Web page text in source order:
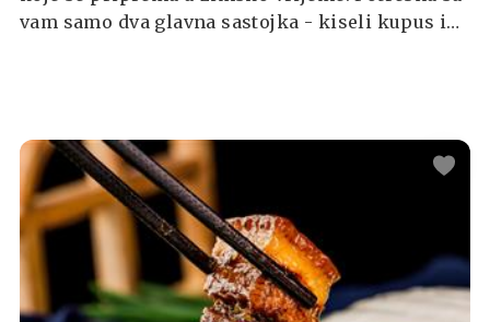
vam samo dva glavna sastojka - kiseli kupus i